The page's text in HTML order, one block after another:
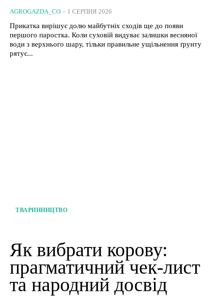
AGROGAZDA_CO - 1 СЕРПНЯ 2026
Прикатка вирішує долю майбутніх сходів ще до появи
першого паростка. Коли суховій видуває залишки весняної
води з верхнього шару, тільки правильне ущільнення ґрунту
рятує...
ТВАРИННИЦТВО
Як вибрати корову:
прагматичний чек-лист
та народний досвід